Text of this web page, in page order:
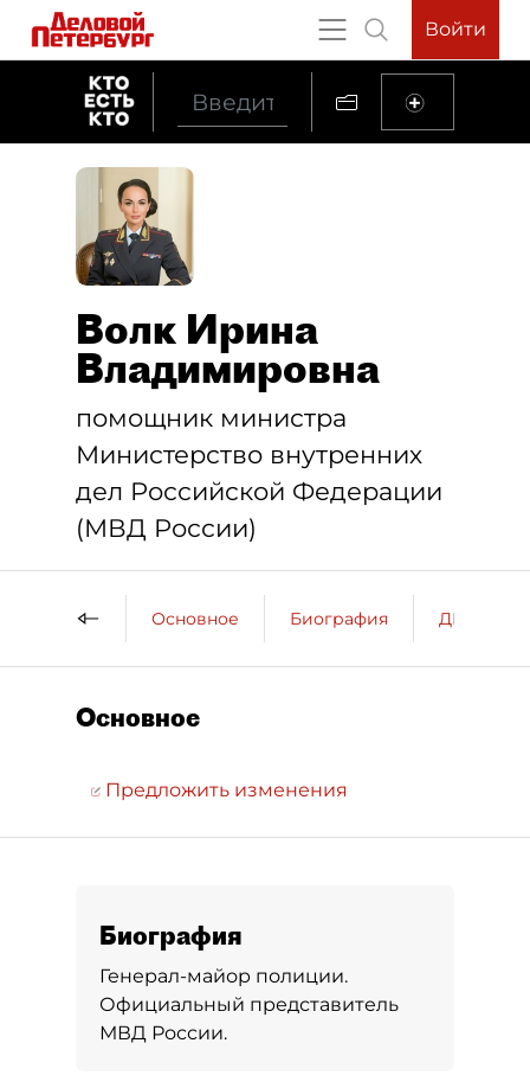
Войти
Волк Ирина
Владимировна
помощник министра
Министерство внутренних
дел Российской Федерации
(МВД России)
Основное Биография ДП о
Основное
Предложить изменения
Биография
Генерал-майор полиции.
Официальный представитель
МВД России.